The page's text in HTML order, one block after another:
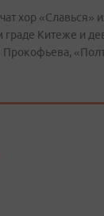
хор
Китеже и